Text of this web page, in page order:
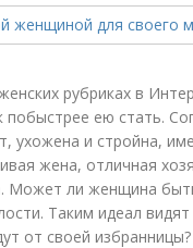
рубриках в
ею стать.
ухожена и стройна,
жена, отличная
Может ли женщина
Таким идеал
от своей избранницы?